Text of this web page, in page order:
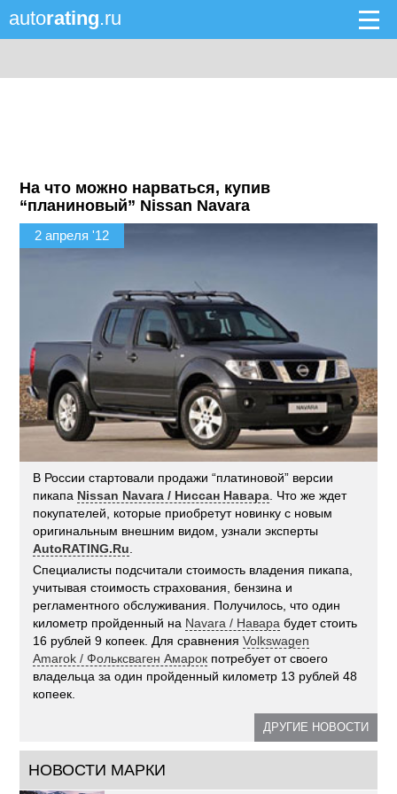
autorating.ru
На что можно нарваться, купив
“планиновый” Nissan Navara
2 апреля '12
В России стартовали продажи “платиновой” версии
пикапа Nissan Navara / Ниссан Навара . Что же ждет
покупателей, которые приобретут новинку с новым
оригинальным внешним видом, узнали эксперты
AutoRATING.Ru
Специалисты подсчитали стоимость владения пикапа,
учитывая стоимость страхования, бензина и
регламентного обслуживания. Получилось, что один
километр пройденный на Navara / Навара будет стоить
16 рублей 9 копеек. Для сравненияVolkswagen
Amarok / Фольксваген Амарок потребует от своего
владельца за один пройденный километр 13 рублей 48
копеек.
ДРУГИЕ НОВОСТИ
НОВОСТИ МАРКИ